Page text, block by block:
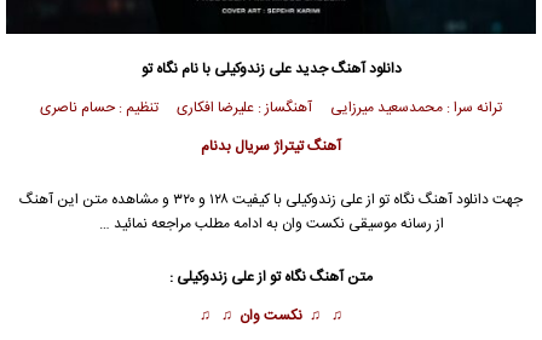
دانلود آهنگ جدیدعلی زندوکیلی با نام نگاه تو
ترانه سرا : محمدسعید میرزایی آهنگساز : علیرضا افکاری تنظیم : حسام ناصری
آهنگ تیتراژ سریال بدنام
جهت دانلود آهنگ نگاه تو ازعلی زندوکیلی
با کیفیت ۱۲۸ و ۳۲۰ و مشاهده متن این آهنگ
از رسانه موسیقی نکست وان به ادامه مطلب مراجعه نمائید …
متن آهنگ نگاه تو ازعلی زندوکیلی :
♫ ♫ نکست وان ♫ ♫